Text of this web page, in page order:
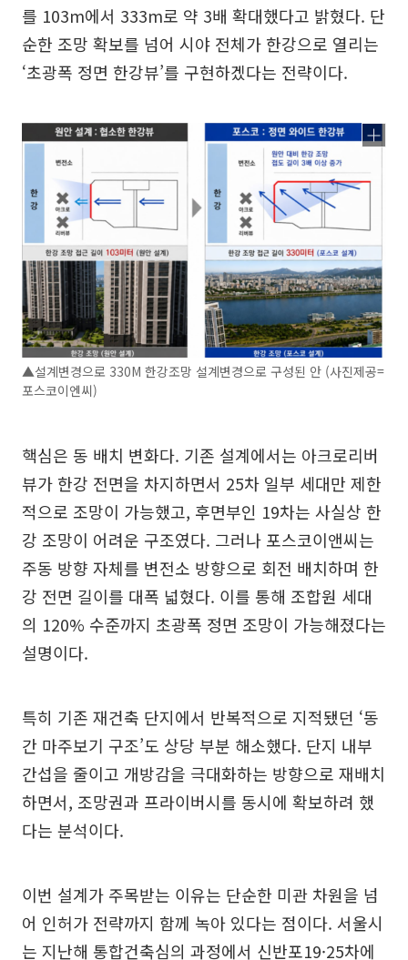
를 103m에서 333m로 약 3배 확대했다고 밝혔다. 단
순한 조망 확보를 넘어 시야 전체가 한강으로 열리는
‘초광폭 정면 한강뷰’를 구현하겠다는 전략이다.
▲설계변경으로 330M 한강조망 설계변경으로 구성된 안 (사진제공=
포스코이엔씨)
핵심은 동 배치 변화다. 기존 설계에서는 아크로리버
뷰가 한강 전면을 차지하면서 25차 일부 세대만 제한
적으로 조망이 가능했고, 후면부인 19차는 사실상 한
강 조망이 어려운 구조였다. 그러나 포스코이앤씨는
주동 방향 자체를 변전소 방향으로 회전 배치하며 한
강 전면 길이를 대폭 넓혔다. 이를 통해 조합원 세대
의 120% 수준까지 초광폭 정면 조망이 가능해졌다는
설명이다.
특히 기존 재건축 단지에서 반복적으로 지적됐던 ‘동
간 마주보기 구조’도 상당 부분 해소했다. 단지 내부
간섭을 줄이고 개방감을 극대화하는 방향으로 재배치
하면서, 조망권과 프라이버시를 동시에 확보하려 했
다는 분석이다.
이번 설계가 주목받는 이유는 단순한 미관 차원을 넘
어 인허가 전략까지 함께 녹아 있다는 점이다. 서울시
는 지난해 통합건축심의 과정에서 신반포19·25차에